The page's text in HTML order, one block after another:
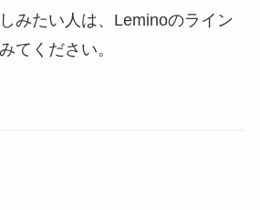
みたい人は、Leminoのライン
てください。